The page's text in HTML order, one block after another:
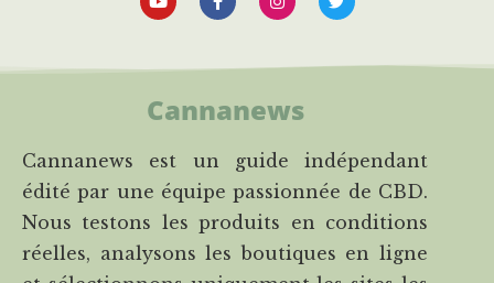
Cannanews
Cannanews est un guide indépendant
édité par une équipe passionnée de CBD.
Nous testons les produits en conditions
réelles, analysons les boutiques en ligne